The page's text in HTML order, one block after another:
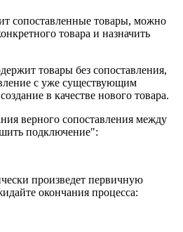
сопоставленные товары, можно
товара и назначить
товары без сопоставления,
с уже существующим
в качестве нового товара.
верного сопоставления между
подключение":
произведет первичную
окончания процесса: